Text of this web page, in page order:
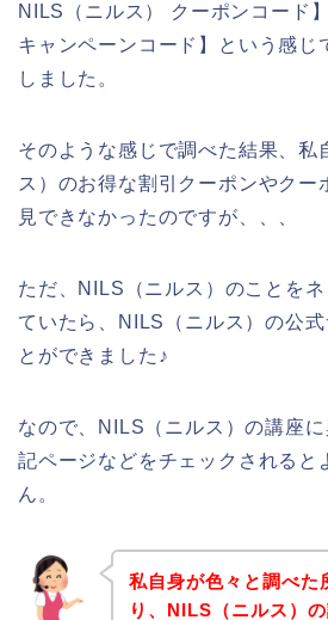
NILS（ニルス） クーポンコード
キャンペーンコード】という感じ
しました。
そのような感じで調べた結果、私
ス）のお得な割引クーポンやクー
見できなかったのですが、、、
ただ、NILS（ニルス）のことを
ていたら、NILS（ニルス）の公
とができました♪
なので、NILS（ニルス）の講座
記ページなどをチェックされると
ん。
私自身が色々と調べた
り、NILS（ニルス）